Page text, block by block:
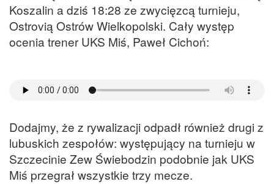
Koszalin a dziś 18:28 ze zwycięzcą turnieju,
Ostrovią Ostrów Wielkopolski. Cały występ
ocenia trener UKS Miś, Paweł Cichoń:
Dodajmy, że z rywalizacji odpadł również drugi z
lubuskich zespołów: występujący na turnieju w
Szczecinie Zew Świebodzin podobnie jak UKS
Miś przegrał wszystkie trzy mecze.